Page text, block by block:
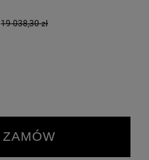
19 038,30 zł
ZAMÓW